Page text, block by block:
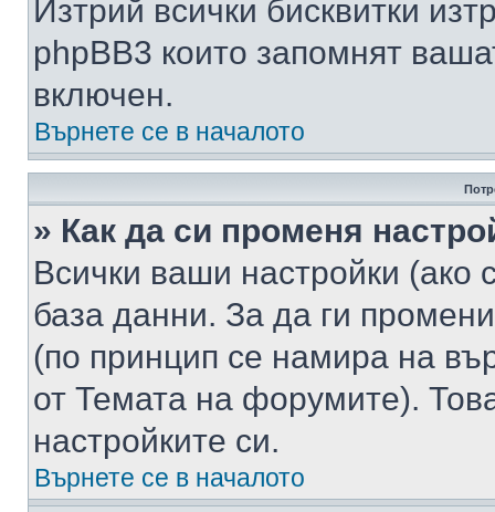
Изтрий всички бисквитки
phpBB3 които запомнят
включен.
Върнете се в началото
» Как да си променя
Всички ваши настройки (ако
база данни. За да ги
(по принцип се намира на
от Темата на форумите).
настройките си.
Върнете се в началото